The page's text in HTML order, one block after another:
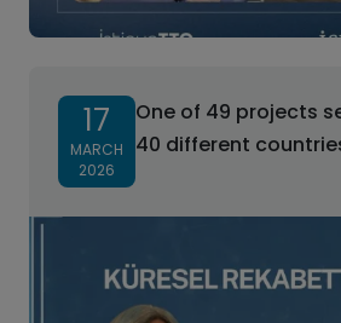
17
MARCH
2026
One of 49 projects
40 different